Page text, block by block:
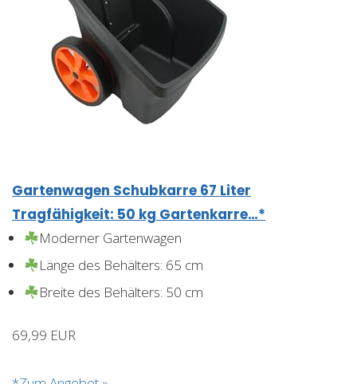
Gartenwagen Schubkarre 67 Liter
Tragfähigkeit: 50 kg Gartenkarre…*
Moderner Gartenwagen
Länge des Behälters: 65 cm
Breite des Behälters: 50 cm
69,99 EUR